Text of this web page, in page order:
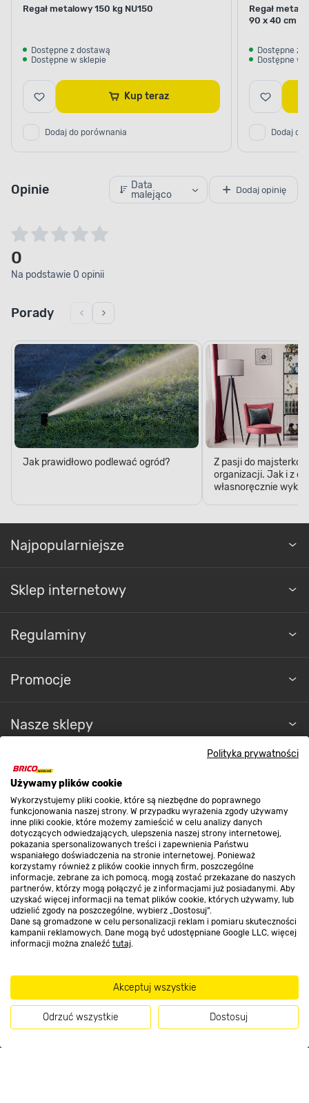
Polityka prywatności
Używamy plików cookie
Wykorzystujemy pliki cookie, które są niezbędne do poprawnego
funkcjonowania naszej strony. W przypadku wyrażenia zgody używamy
inne pliki cookie, które możemy zamieścić w celu analizy danych
dotyczących odwiedzających, ulepszenia naszej strony internetowej,
pokazania spersonalizowanych treści i zapewnienia Państwu
wspaniałego doświadczenia na stronie internetowej. Ponieważ
korzystamy również z plików cookie innych firm, poszczególne
informacje, zebrane za ich pomocą, mogą zostać przekazane do naszych
partnerów, którzy mogą połączyć je z informacjami już posiadanymi. Aby
uzyskać więcej informacji na temat plików cookie, których używamy, lub
udzielić zgody na poszczególne, wybierz „Dostosuj”.
Dane są gromadzone w celu personalizacji reklam i pomiaru skuteczności
kampanii reklamowych. Dane mogą być udostępniane Google LLC, więcej
informacji można znaleźć tutaj.
Akceptuj wszystkie
Odrzuć wszystkie Dostosuj
Regał metalowy 150 kg NU150
Dostępne z dostawą
Dostępne w sklepie
Kup teraz
Dodaj do porównania
Regał
90 x 40 cm
Dostępne z
Dostępne w
Dodaj do
Opinie
Data
malejąco
Dodaj opinię
0
Na podstawie 0 opinii
Porady
Jak prawidłowo podlewać ogród?
Z pasji do
organizacji. Jak i z
własnoręcznie
Najpopularniejsze
Sklep internetowy
Regulaminy
Promocje
Nasze sklepy
O nas
Kontakt do sklepu
Strefa biznesu
Dołącz do nas